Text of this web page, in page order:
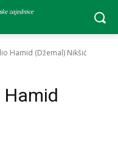
Hamid (Džemal) Nikšić
Hamid